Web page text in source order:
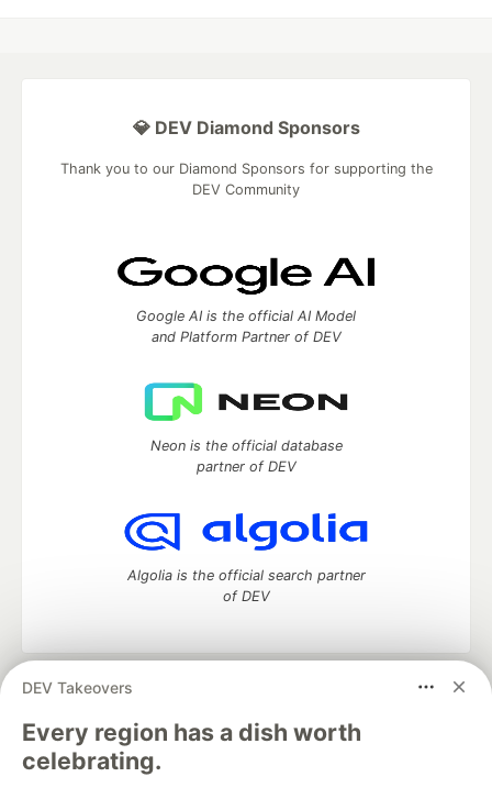
DEV Takeovers
Every region has a dish worth
celebrating.
💎 DEV Diamond Sponsors
Thank you to our Diamond Sponsors for supporting the
DEV Community
Google AI is the official AI Model
and Platform Partner of DEV
Neon is the official database
partner of DEV
Algolia is the official search partner
of DEV
DEV Community
development and manage your software career
Home
DEV Challenges DEV++
Videos
DEV Education Tracks